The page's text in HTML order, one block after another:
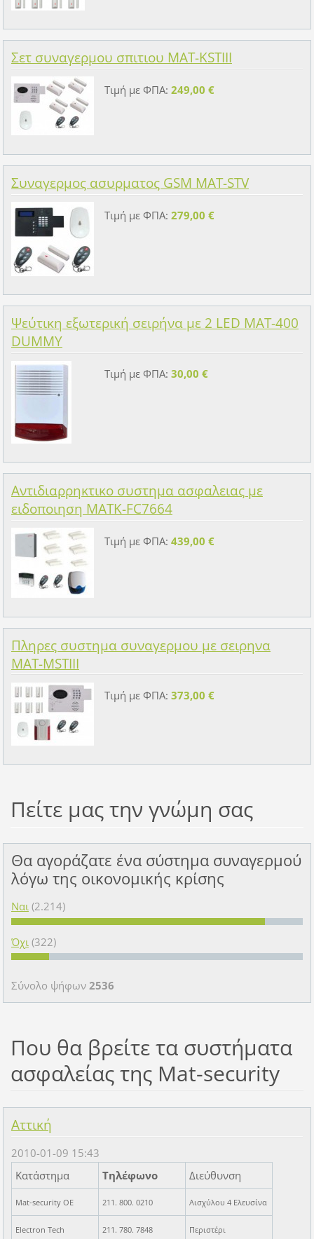
Σετ συναγερμου σπιτιου MAT-KSTIII
Τιμή με ΦΠΑ: 249,00 €
Συναγερμος ασυρματος GSM MAT-STV
Τιμή με ΦΠΑ: 279,00 €
Ψεύτικη εξωτερική σειρήνα με 2 LED MAT-400
DUMMY
Τιμή με ΦΠΑ: 30,00 €
Αντιδιαρρηκτικο συστημα ασφαλειας με
ειδοποιηση MATK-FC7664
Τιμή με ΦΠΑ: 439,00 €
Πληρες συστημα συναγερμου με σειρηνα
MAT-MSTIII
Τιμή με ΦΠΑ: 373,00 €
Πείτε μας την γνώμη σας
Θα αγοράζατε ένα σύστημα συναγερμού
λόγω της οικονομικής κρίσης
Ναι (2.214)
Όχι (322)
Σύνολο ψήφων 2536
Που θα βρείτε τα συστήματα
ασφαλείας της Mat-security
Αττική
2010-01-09 15:43
Κατάστημα
Τηλέφωνο Διεύθυνση
Mat-security OE 211. 800. 0210 Αισχύλου 4 Ελευσίνα
Electron Tech 211. 780. 7848 Περιστέρι